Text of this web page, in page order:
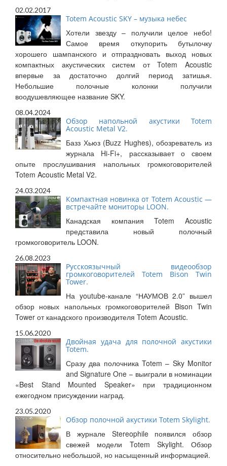
02.02.2017
Totem Acoustic SKY – музыка небес
Хотели звезду – получили целое небо!
Самое время откупорить бутылочку
хорошего шампанского и отпраздновать выход новых
компактных акустических систем от Totem Acoustic
впервые за достаточно долгий период затишья.
Небольшие полочные колонки получили
воодушевляющее название SKY.
08.04.2024
Обзор напольной акустики Totem
Acoustic Metal V2.
Базз Хьюз (Buzz Hughes), обозреватель из
журнала Hi-Fi+, рассказывает о своем
опыте прослушивания напольных громкоговорителей
Totem Acoustic Metal V2.
24.03.2024
Компактная новинка от Totem Acoustic —
встречайте мониторы LOON.
Канадская компания Totem Acoustic
представила новый полочный
громкоговоритель LOON.
26.08.2023
Русскоязычный видеообзор
громкоговорителей Totem Bison Twin
Tower.
На youtube-канале “НАУМОВ 2.0” вышел
обзор новых напольных громкоговорителей Bison Twin
Tower от канадского производителя Totem Acoustic.
15.06.2020
Двойная удача для полочной акустики
Totem.
Сразу два полочника Totem – Sky Monitor
and Signature One – выиграли в номинации
«Best Stand Mounted Speaker» при традиционном
ежегодном присуждении наград.
23.05.2020
Обзор полочной акустики Totem Skylight.
В журнале Stereophile появился обзор
свежей модели Totem Skylight. Обзор
относительно небольшой, но насыщенный информацией.